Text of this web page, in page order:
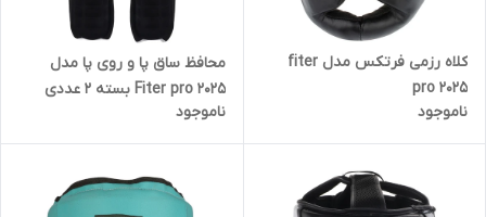
کلاه رزمی فرتکس مدل fiter
pro 2025
ناموجود
محافظ ساق پا و روی پا مدل
Fiter pro 2025 بسته 2 عددی
ناموجود